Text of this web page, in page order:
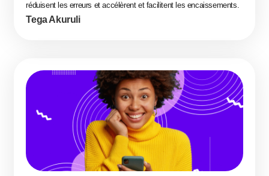
réduisent les erreurs et accélèrent et facilitent les encaissements.
Tega Akuruli